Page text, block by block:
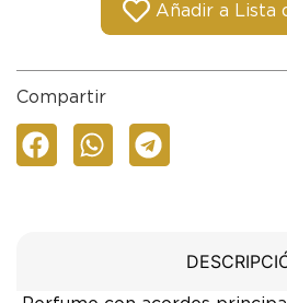
Añadir a Lista
Compartir